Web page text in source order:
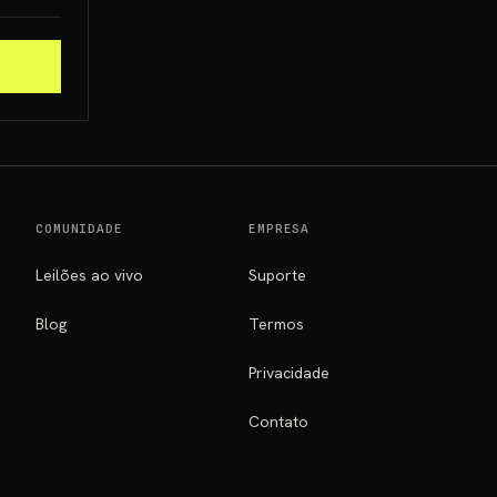
COMUNIDADE
Leilões ao vivo
Blog
EMPRESA
Suporte
Termos
Privacidade
Contato